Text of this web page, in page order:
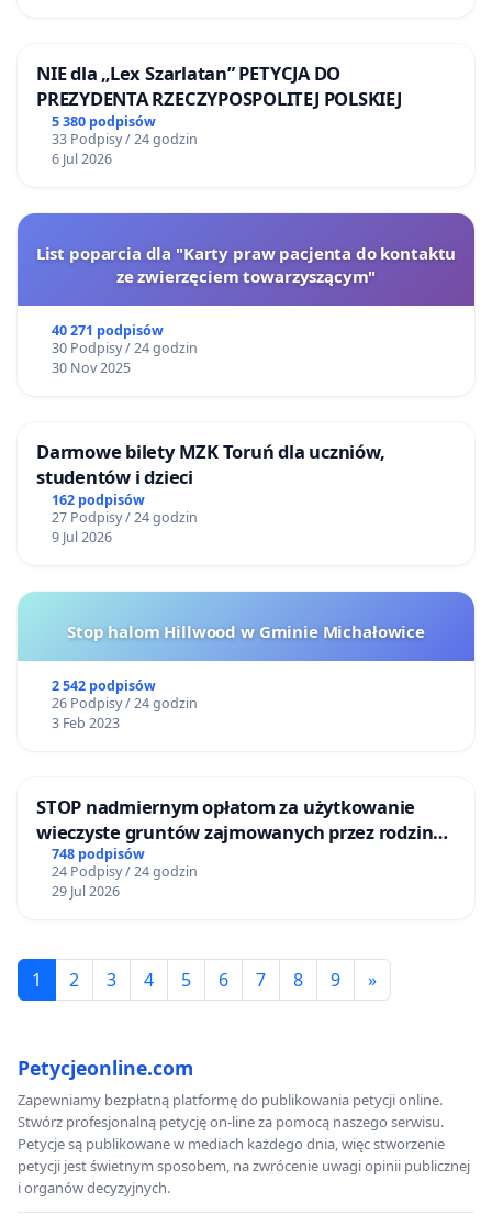
NIE dla „Lex Szarlatan” PETYCJA DO
PREZYDENTA RZECZYPOSPOLITEJ POLSKIEJ
5 380 podpisów
33 Podpisy / 24 godzin
6 Jul 2026
List poparcia dla "Karty praw pacjenta do kontaktu
ze zwierzęciem towarzyszącym"
40 271 podpisów
30 Podpisy / 24 godzin
30 Nov 2025
Darmowe bilety MZK Toruń dla uczniów,
studentów i dzieci
162 podpisów
27 Podpisy / 24 godzin
9 Jul 2026
Stop halom Hillwood w Gminie Michałowice
2 542 podpisów
26 Podpisy / 24 godzin
3 Feb 2023
STOP nadmiernym opłatom za użytkowanie
wieczyste gruntów zajmowanych przez rodzinne
ogrody działkowe.
748 podpisów
24 Podpisy / 24 godzin
29 Jul 2026
1 2 3 4 5 6 7 8 9 »
Petycjeonline.com
Zapewniamy bezpłatną platformę do publikowania petycji online.
Stwórz profesjonalną petycję on-line za pomocą naszego serwisu.
Petycje są publikowane w mediach każdego dnia, więc stworzenie
petycji jest świetnym sposobem, na zwrócenie uwagi opinii publicznej
i organów decyzyjnych.